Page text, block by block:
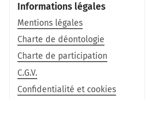
Informations légales
Mentions légales
Charte de déontologie
Charte de participation
C.G.V.
Confidentialité et cookies